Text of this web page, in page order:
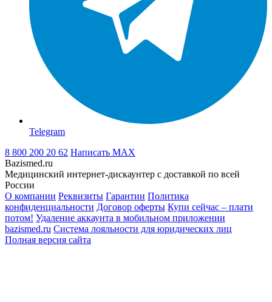
Telegram
8 800 200 20 62 Написать MAX
Bazismed.ru
Медицинский интернет-дискаунтер с доставкой по всей
России
О компании Реквизиты Гарантии Политика
конфиденциальности Договор оферты Купи сейчас – плати
потом! Удаление аккаунта в мобильном приложении
bazismed.ru Система лояльности для юридических лиц
Полная версия сайта